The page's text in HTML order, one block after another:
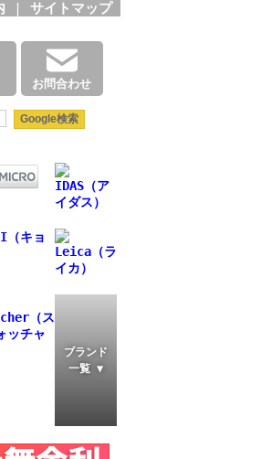
| サイトマップ
お問合わせ
ブランド
一覧 ▼